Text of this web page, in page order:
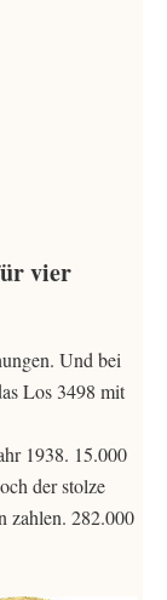
vier
Und bei
Los 3498 mit
1938. 15.000
der stolze
zahlen. 282.000